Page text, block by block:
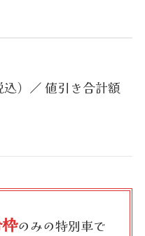
込）／ 値引き合計額
のみの特別車で